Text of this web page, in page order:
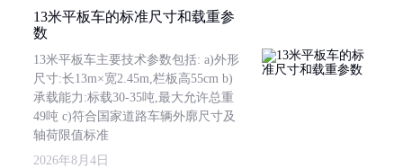
13米平板车的标准尺寸和载重参
数
13米平板车主要技术参数包括: a)外形
尺寸:长13m×宽2.45m,栏板高55cm b)
承载能力:标载30-35吨,最大允许总重
49吨 c)符合国家道路车辆外廓尺寸及
轴荷限值标准
2026年8月4日